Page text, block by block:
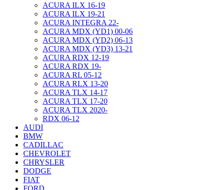
ACURA ILX 16-19
ACURA ILX 19-21
ACURA INTEGRA 22-
ACURA MDX (YD1) 00-06
ACURA MDX (YD2) 06-13
ACURA MDX (YD3) 13-21
ACURA RDX 12-19
ACURA RDX 19-
ACURA RL 05-12
ACURA RLX 13-20
ACURA TLX 14-17
ACURA TLX 17-20
ACURA TLX 2020-
RDX 06-12
AUDI
BMW
CADILLAC
CHEVROLET
CHRYSLER
DODGE
FIAT
FORD